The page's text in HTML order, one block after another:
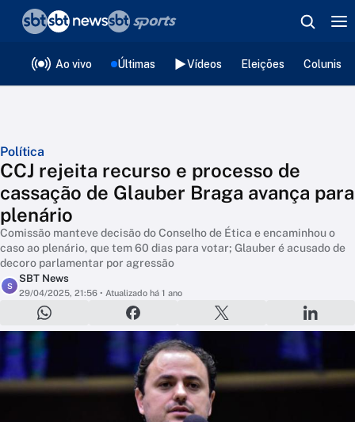
Ao vivo Últimas Vídeos Eleições
Política
CCJ rejeita recurso e processo de
cassação de Glauber Braga avança para
plenário
Comissão manteve decisão do Conselho de Ética e encaminhou o
caso ao plenário, que tem 60 dias para votar; Glauber é acusado de
decoro parlamentar por agressão
S
SBT News
29/04/2025, 21:56 • Atualizado há 1 ano
❮voltar
Editorias